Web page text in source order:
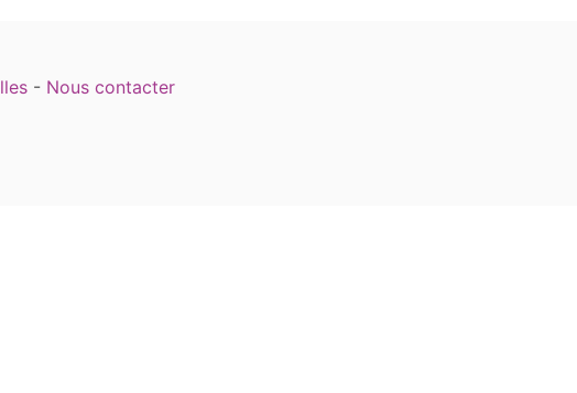
- Nous contacter